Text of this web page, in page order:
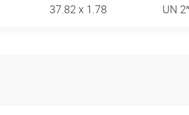
37.82 x 1.78 UN